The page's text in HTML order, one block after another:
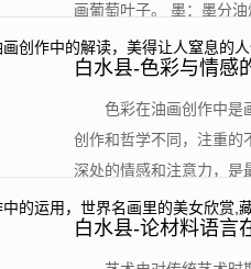
画葡萄叶子。 墨：墨分
白水县-色彩与情感
色彩在油画创作中是
创作和哲学不同，注重的
深处的情感和注意力，是
白水县-论材料语言